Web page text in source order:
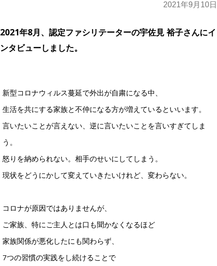
2021年9月10日
2021年8月、認定ファシリテーターの宇佐見 裕子さんにイ
ンタビューしました。
新型コロナウィルス蔓延で外出が自粛になる中、
生活を共にする家族と不仲になる方が増えているといいます。
言いたいことが言えない、逆に言いたいことを言いすぎてしま
う。
怒りを納められない。相手のせいにしてしまう。
現状をどうにかして変えていきたいけれど、変わらない。
コロナが原因ではありませんが、
ご家族、特にご主人とは口も聞かなくなるほど
家族関係が悪化したにも関わらず、
7つの習慣の実践をし続けることで